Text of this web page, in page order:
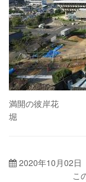
満開の
堀
2020年10月02日
こ